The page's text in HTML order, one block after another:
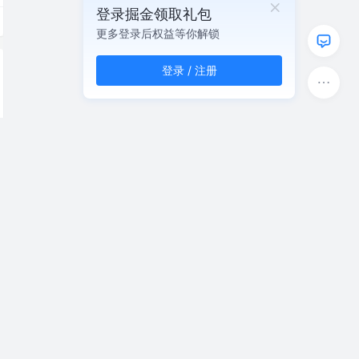
登录掘金领取礼包
更多登录后权益等你解锁
登录 / 注册